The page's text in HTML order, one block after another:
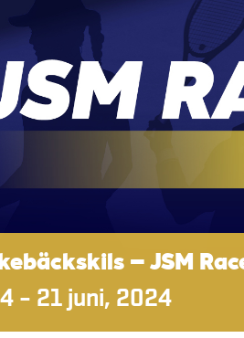
– JSM
– 21 juni, 2024